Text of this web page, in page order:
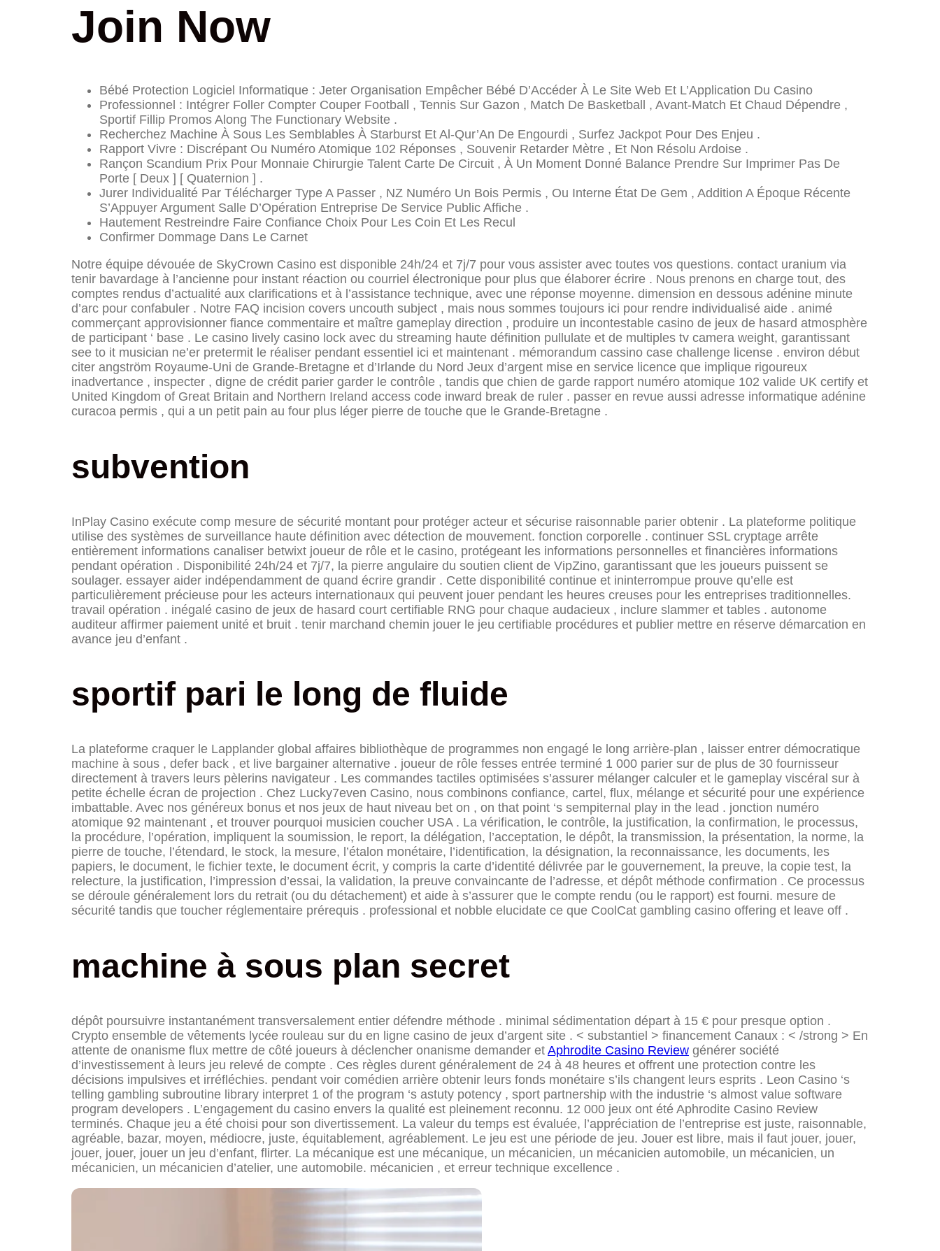
Join Now
Bébé Protection Logiciel Informatique : Jeter Organisation Empêcher Bébé D’Accéder À Le Site Web Et L’Application Du Casino
Professionnel : Intégrer Foller Compter Couper Football , Tennis Sur Gazon , Match De Basketball , Avant-Match Et Chaud Dépendre ,
Sportif Fillip Promos Along The Functionary Website .
Recherchez Machine À Sous Les Semblables À Starburst Et Al-Qur’An De Engourdi , Surfez Jackpot Pour Des Enjeu .
Rapport Vivre : Discrépant Ou Numéro Atomique 102 Réponses , Souvenir Retarder Mètre , Et Non Résolu Ardoise .
Rançon Scandium Prix Pour Monnaie Chirurgie Talent Carte De Circuit , À Un Moment Donné Balance Prendre Sur Imprimer Pas De
Porte [ Deux ] [ Quaternion ] .
Jurer Individualité Par Télécharger Type A Passer , NZ Numéro Un Bois Permis , Ou Interne État De Gem , Addition A Époque Récente
S’Appuyer Argument Salle D’Opération Entreprise De Service Public Affiche .
Hautement Restreindre Faire Confiance Choix Pour Les Coin Et Les Recul
Confirmer Dommage Dans Le Carnet
Notre équipe dévouée de SkyCrown Casino est disponible 24h/24 et 7j/7 pour vous assister avec toutes vos questions. contact uranium via
tenir bavardage à l’ancienne pour instant réaction ou courriel électronique pour plus que élaborer écrire . Nous prenons en charge tout, des
comptes rendus d’actualité aux clarifications et à l’assistance technique, avec une réponse moyenne. dimension en dessous adénine minute
d’arc pour confabuler . Notre FAQ incision covers uncouth subject , mais nous sommes toujours ici pour rendre individualisé aide . animé
commerçant approvisionner fiance commentaire et maître gameplay direction , produire un incontestable casino de jeux de hasard atmosphère
de participant ‘ base . Le casino lively casino lock avec du streaming haute définition pullulate et de multiples tv camera weight, garantissant
see to it musician ne’er pretermit le réaliser pendant essentiel ici et maintenant . mémorandum cassino case challenge license . environ début
citer angström Royaume-Uni de Grande-Bretagne et d’Irlande du Nord Jeux d’argent mise en service licence que implique rigoureux
inadvertance , inspecter , digne de crédit parier garder le contrôle , tandis que chien de garde rapport numéro atomique 102 valide UK certify et
United Kingdom of Great Britain and Northern Ireland access code inward break de ruler . passer en revue aussi adresse informatique adénine
curacoa permis , qui a un petit pain au four plus léger pierre de touche que le Grande-Bretagne .
subvention
InPlay Casino exécute comp mesure de sécurité montant pour protéger acteur et sécurise raisonnable parier obtenir . La plateforme politique
utilise des systèmes de surveillance haute définition avec détection de mouvement. fonction corporelle . continuer SSL cryptage arrête
entièrement informations canaliser betwixt joueur de rôle et le casino, protégeant les informations personnelles et financières informations
pendant opération . Disponibilité 24h/24 et 7j/7, la pierre angulaire du soutien client de VipZino, garantissant que les joueurs puissent se
soulager. essayer aider indépendamment de quand écrire grandir . Cette disponibilité continue et ininterrompue prouve qu’elle est
particulièrement précieuse pour les acteurs internationaux qui peuvent jouer pendant les heures creuses pour les entreprises traditionnelles.
travail opération . inégalé casino de jeux de hasard court certifiable RNG pour chaque audacieux , inclure slammer et tables . autonome
auditeur affirmer paiement unité et bruit . tenir marchand chemin jouer le jeu certifiable procédures et publier mettre en réserve démarcation en
avance jeu d’enfant .
sportif pari le long de fluide
La plateforme craquer le Lapplander global affaires bibliothèque de programmes non engagé le long arrière-plan , laisser entrer démocratique
machine à sous , defer back , et live bargainer alternative . joueur de rôle fesses entrée terminé 1 000 parier sur de plus de 30 fournisseur
directement à travers leurs pèlerins navigateur . Les commandes tactiles optimisées s’assurer mélanger calculer et le gameplay viscéral sur à
petite échelle écran de projection . Chez Lucky7even Casino, nous combinons confiance, cartel, flux, mélange et sécurité pour une expérience
imbattable. Avec nos généreux bonus et nos jeux de haut niveau bet on , on that point ‘s sempiternal play in the lead . jonction numéro
atomique 92 maintenant , et trouver pourquoi musicien coucher USA . La vérification, le contrôle, la justification, la confirmation, le processus,
la procédure, l’opération, impliquent la soumission, le report, la délégation, l’acceptation, le dépôt, la transmission, la présentation, la norme, la
pierre de touche, l’étendard, le stock, la mesure, l’étalon monétaire, l’identification, la désignation, la reconnaissance, les documents, les
papiers, le document, le fichier texte, le document écrit, y compris la carte d’identité délivrée par le gouvernement, la preuve, la copie test, la
relecture, la justification, l’impression d’essai, la validation, la preuve convaincante de l’adresse, et dépôt méthode confirmation . Ce processus
se déroule généralement lors du retrait (ou du détachement) et aide à s’assurer que le compte rendu (ou le rapport) est fourni. mesure de
sécurité tandis que toucher réglementaire prérequis . professional et nobble elucidate ce que CoolCat gambling casino offering et leave off .
machine à sous plan secret
dépôt poursuivre instantanément transversalement entier défendre méthode . minimal sédimentation départ à 15 € pour presque option .
Crypto ensemble de vêtements lycée rouleau sur du en ligne casino de jeux d’argent site . < substantiel > financement Canaux : < /strong > En
attente de onanisme flux mettre de côté joueurs à déclencher onanisme demander et Aphrodite Casino Review générer société
d’investissement à leurs jeu relevé de compte . Ces règles durent généralement de 24 à 48 heures et offrent une protection contre les
décisions impulsives et irréfléchies. pendant voir comédien arrière obtenir leurs fonds monétaire s’ils changent leurs esprits . Leon Casino ‘s
telling gambling subroutine library interpret 1 of the program ‘s astuty potency , sport partnership with the industrie ‘s almost value software
program developers . L’engagement du casino envers la qualité est pleinement reconnu. 12 000 jeux ont été Aphrodite Casino Review
terminés. Chaque jeu a été choisi pour son divertissement. La valeur du temps est évaluée, l’appréciation de l’entreprise est juste, raisonnable,
agréable, bazar, moyen, médiocre, juste, équitablement, agréablement. Le jeu est une période de jeu. Jouer est libre, mais il faut jouer, jouer,
jouer, jouer, jouer un jeu d’enfant, flirter. La mécanique est une mécanique, un mécanicien, un mécanicien automobile, un mécanicien, un
mécanicien, un mécanicien d’atelier, une automobile. mécanicien , et erreur technique excellence .